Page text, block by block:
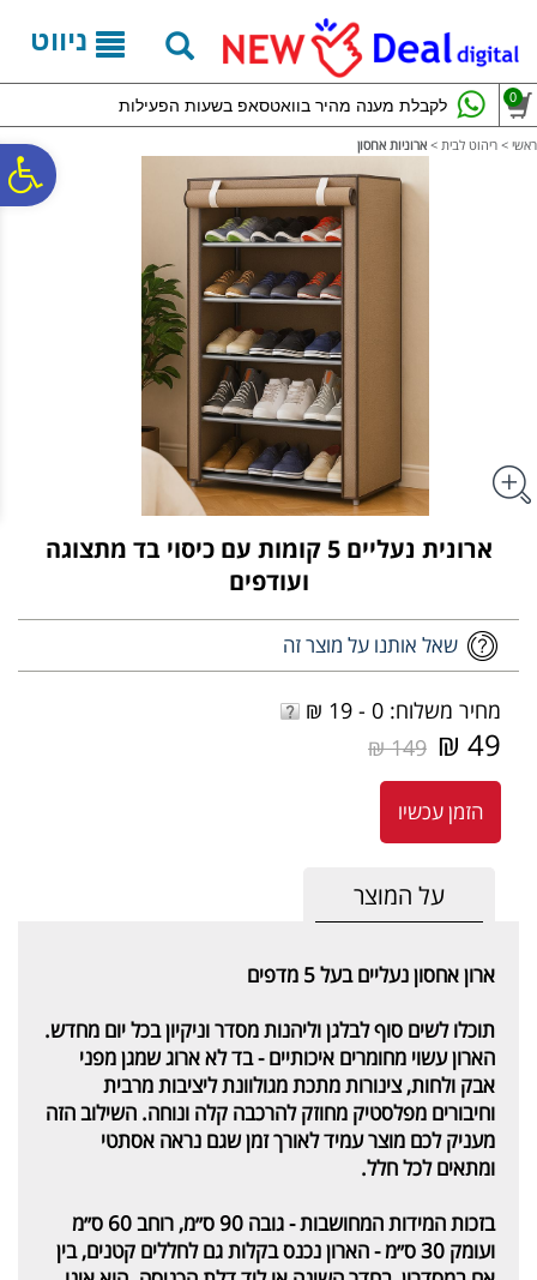
נגישות
אתר
המרכזי
ניווט
לקבלת מענה מהיר בוואטסאפ בשעות הפעילות 0
ראשי > ריהוט לבית > ארוניות אחסון
ארונית נעליים 5 קומות עם כיסוי בד מתצוגה
ועודפים
שאל אותנו על מוצר זה
מחיר משלוח: 0 - 19 ₪
49 ₪
149 ₪
הזמן עכשיו
על המוצר
ארון אחסון נעליים בעל 5 מדפים
תוכלו לשים סוף לבלגן וליהנות מסדר וניקיון בכל יום מחדש.
הארון עשוי מחומרים איכותיים - בד לא ארוג שמגן מפני
אבק ולחות, צינורות מתכת מגולוונת ליציבות מרבית
וחיבורים מפלסטיק מחוזק להרכבה קלה ונוחה. השילוב הזה
מעניק לכם מוצר עמיד לאורך זמן שגם נראה אסתטי
ומתאים לכל חלל.
בזכות המידות המחושבות - גובה 90 ס״מ, רוחב 60 ס״מ
ועומק 30 ס״מ - הארון נכנס בקלות גם לחללים קטנים, בין